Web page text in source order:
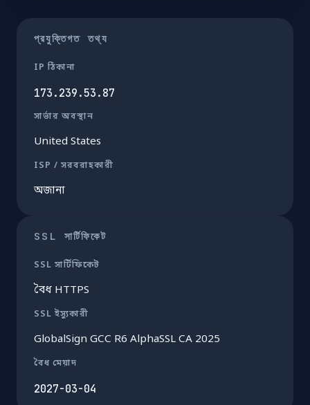
প্রযুক্তিগত তথ্য
IP ঠিকানা
173.239.53.87
সার্ভার অবস্থান
United States
ISP / সরবরাহকারী
অজানা
SSL সার্টিফিকেট
SSL সার্টিফিকেট
বৈধ HTTPS
SSL ইস্যুকারী
GlobalSign GCC R6 AlphaSSL CA 2025
বৈধ মেয়াদ
2027-03-04